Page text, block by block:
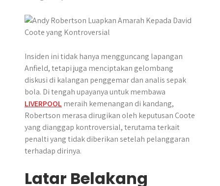
p
o
k
e
r
m
Insiden ini tidak hanya mengguncang lapangan
Anfield, tetapi juga menciptakan gelombang
diskusi di kalangan penggemar dan analis sepak
bola. Di tengah upayanya untuk membawa
LIVERPOOL meraih kemenangan di kandang,
Robertson merasa dirugikan oleh keputusan Coote
yang dianggap kontroversial, terutama terkait
penalti yang tidak diberikan setelah pelanggaran
terhadap dirinya.
Latar Belakang